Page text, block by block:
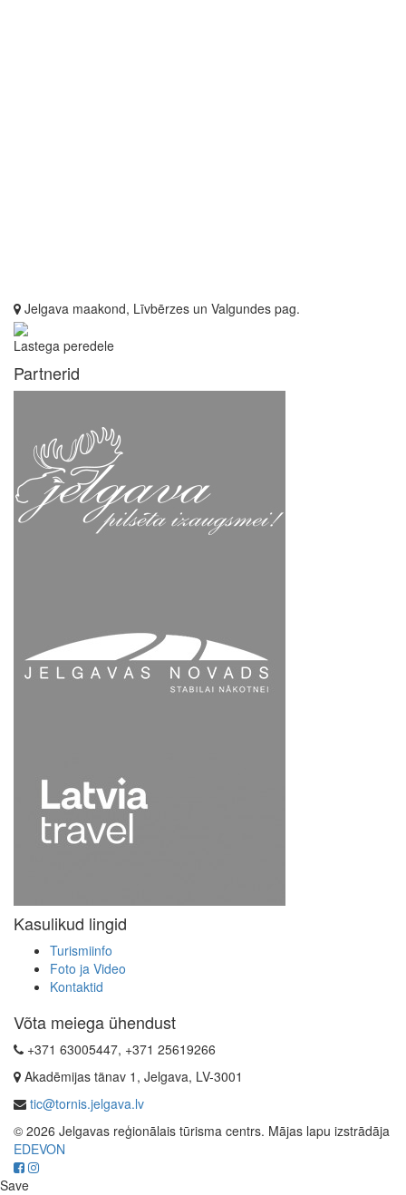
Jelgava maakond, Līvbērzes un Valgundes pag.
Lastega peredele
Partnerid
Kasulikud lingid
Turismiinfo
Foto ja Video
Kontaktid
Võta meiega ühendust
+371 63005447, +371 25619266
Akadēmijas tänav 1, Jelgava, LV-3001
tic@tornis.jelgava.lv
© 2026 Jelgavas reģionālais tūrisma centrs. Mājas lapu izstrādāja
EDEVON
Save